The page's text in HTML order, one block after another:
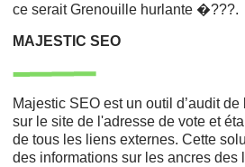
ce serait Grenouille hurlante �???.
MAJESTIC SEO
Majestic SEO est un outil d’audit
sur le site de l'adresse de vote et
de tous les liens externes. Cette
des informations sur les ancres des